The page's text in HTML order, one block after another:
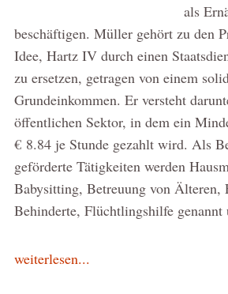
als
beschäftigen. Müller gehört zu den
Idee, Hartz IV durch einen
zu ersetzen, getragen von einem
Grundeinkommen. Er versteht
öffentlichen Sektor, in dem ein
€ 8.84 je Stunde gezahlt wird. Als
geförderte Tätigkeiten werden
Babysitting, Betreuung von Älteren,
Behinderte, Flüchtlingshilfe
weiterlesen...